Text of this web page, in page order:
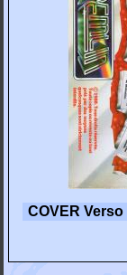
COVER Verso